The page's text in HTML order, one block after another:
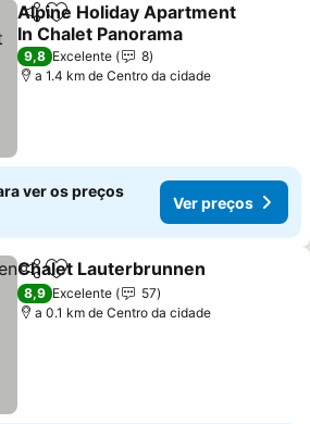
PartilharAdicionar aos favoritos
Alpine Holiday Apartment
In Chalet Panorama
Ver preços
9,8 Excelente
8
a 1.4 km de Centro da cidade
ver os preços
Ver preços
PartilharAdicionar aos favoritos
Chalet Lauterbrunnen
8,9 Excelente
57
a 0.1 km de Centro da cidade